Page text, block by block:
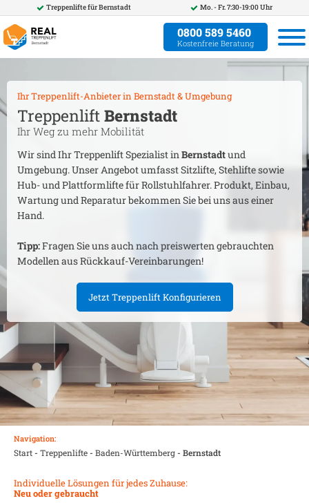
Treppenlifte fürBernstadt Mo. - Fr. 7:30-19:00 Uhr
0800 589 5460
Kostenfreie Beratung
Ihr Treppenlift-Anbieter in Bernstadt& Umgebung
Treppenlift Bernstadt
Ihr Weg zu mehr Mobilität
Wir sind Ihr Treppenlift Spezialist inBernstadtund
Umgebung. Unser Angebot umfasst Sitzlifte, Stehlifte sowie
Hub- und Plattformlifte für Rollstuhlfahrer. Produkt, Einbau,
Wartung und Reparatur bekommen Sie bei uns aus einer
Hand.
Tipp:Fragen Sie uns auch nach preiswerten gebrauchten
Modellen aus Rückkauf-Vereinbarungen!
Jetzt Treppenlift Konfigurieren
Navigation:
Start- Treppenlifte- Baden-Württemberg- Bernstadt
Individuelle Lösungen für jedes Zuhause:
Neu oder gebraucht